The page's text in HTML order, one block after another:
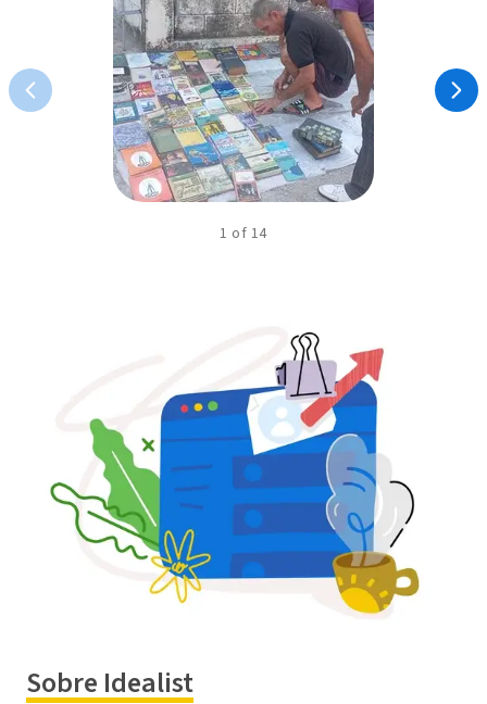
1 of 14
Sobre Idealist